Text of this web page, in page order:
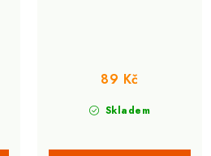
Skladem
89 Kč